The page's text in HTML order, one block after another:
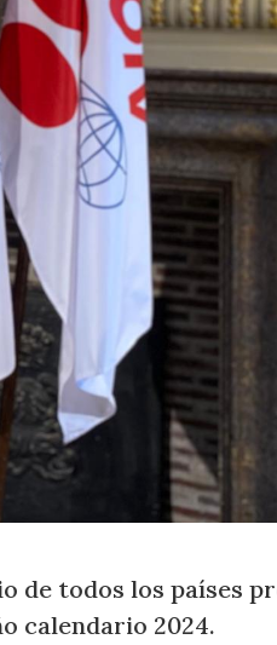
de todos los países
calendario 2024.